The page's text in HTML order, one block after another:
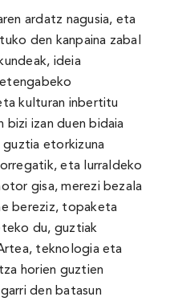
ardatz nagusia, eta
den kanpaina zabal
ideia
kulturan inbertitu
bizi izan duen bidaia
guztia etorkizuna
eta lurraldeko
gisa, merezi bezala
bereziz, topaketa
du, guztiak
teknologia eta
horien guztien
den batasun